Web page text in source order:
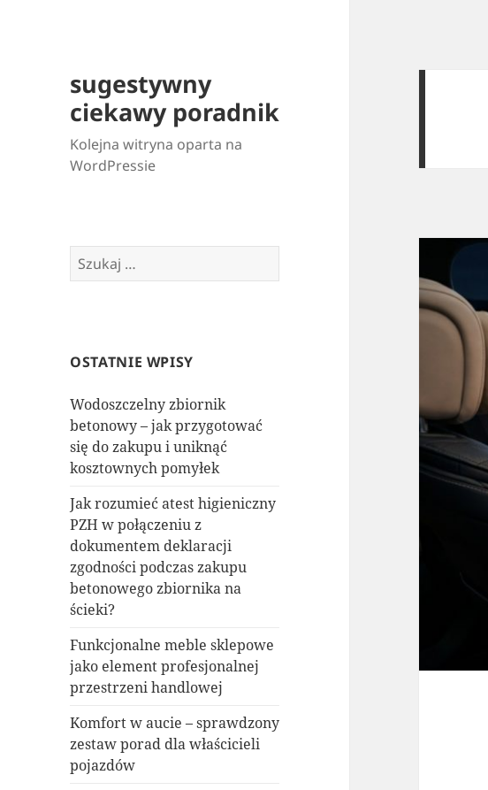
sugestywny
ciekawy poradnik
Kolejna witryna oparta na
WordPressie
Szukaj:
OSTATNIE WPISY
Wodoszczelny zbiornik
betonowy – jak przygotować
się do zakupu i uniknąć
kosztownych pomyłek
Jak rozumieć atest higieniczny
PZH w połączeniu z
dokumentem deklaracji
zgodności podczas zakupu
betonowego zbiornika na
ścieki?
Funkcjonalne meble sklepowe
jako element profesjonalnej
przestrzeni handlowej
Komfort w aucie – sprawdzony
zestaw porad dla właścicieli
pojazdów